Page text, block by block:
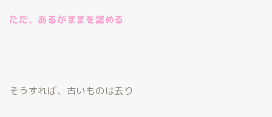
ただ、あるがままを認める
そうすれば、古いものは去り